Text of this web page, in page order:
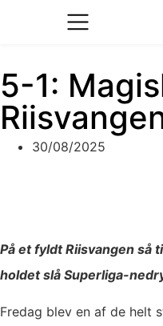
5-1:
30/08/2025
På et fyldt Riisvangen så
holdet slå Superliga-
Fredag blev en af de helt